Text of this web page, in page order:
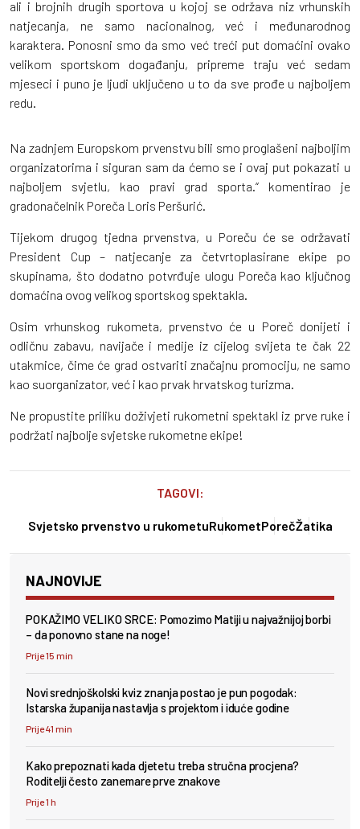
ali i brojnih drugih sportova u kojoj se održava niz vrhunskih
natjecanja, ne samo nacionalnog, već i međunarodnog
karaktera. Ponosni smo da smo već treći put domaćini ovako
velikom sportskom događanju, pripreme traju već sedam
mjeseci i puno je ljudi uključeno u to da sve prođe u najboljem
redu.
Na zadnjem Europskom prvenstvu bili smo proglašeni najboljim
organizatorima i siguran sam da ćemo se i ovaj put pokazati u
najboljem svjetlu, kao pravi grad sporta.“ komentirao je
gradonačelnik Poreča Loris Peršurić.
Tijekom drugog tjedna prvenstva, u Poreču će se održavati
President Cup – natjecanje za četvrtoplasirane ekipe po
skupinama, što dodatno potvrđuje ulogu Poreča kao ključnog
domaćina ovog velikog sportskog spektakla.
Osim vrhunskog rukometa, prvenstvo će u Poreč donijeti i
odličnu zabavu, navijače i medije iz cijelog svijeta te čak 22
utakmice, čime će grad ostvariti značajnu promociju, ne samo
kao suorganizator, već i kao prvak hrvatskog turizma.
Ne propustite priliku doživjeti rukometni spektakl iz prve ruke i
podržati najbolje svjetske rukometne ekipe!
TAGOVI:
Svjetsko prvenstvo u rukometuRukometPorečŽatika
NAJNOVIJE
POKAŽIMO VELIKO SRCE: Pomozimo Matiji u najvažnijoj borbi
– da ponovno stane na noge!
Prije 15 min
Novi srednjoškolski kviz znanja postao je pun pogodak:
Istarska županija nastavlja s projektom i iduće godine
Prije 41 min
Kako prepoznati kada djetetu treba stručna procjena?
Roditelji često zanemare prve znakove
Prije 1 h